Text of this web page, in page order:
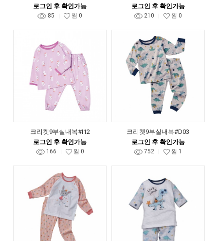
로그인 후 확인가능
85 찜 0
로그인 후 확인가능
210 찜 0
크리켓9부실내복#I12
로그인 후 확인가능
166 찜 0
크리켓9부실내복#D03
로그인 후 확인가능
752 찜 1